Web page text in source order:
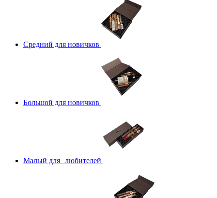
Средний для новичков
Большой для новичков
Малый для любителей